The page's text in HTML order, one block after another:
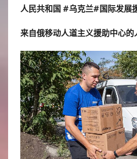
人民共和国 #乌克兰#国际发展
来自俄移动人道主义援助中心的